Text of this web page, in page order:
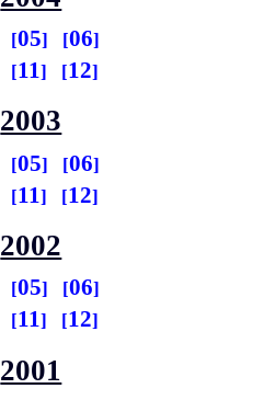
05
06
11 12
2003
05
06
11 12
2002
05
06
11 12
2001